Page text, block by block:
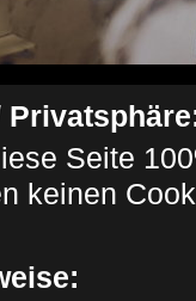
Seite
keinen